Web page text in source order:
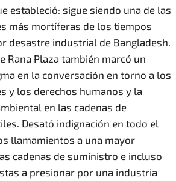
estableció: sigue siendo una de las
más mortíferas de los tiempos
desastre industrial de Bangladesh.
Rana Plaza también marcó un
en la conversación en torno a los
y los derechos humanos y la
en las cadenas de
Desató indignación en todo el
llamamientos a una mayor
cadenas de suministro e incluso
a presionar por una industria